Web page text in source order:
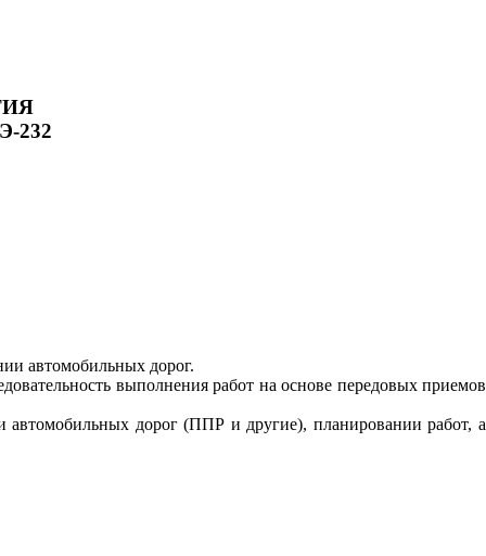
232
автомобильных дорог.
выполнения работ на основе передовых приемов
автомобильных дорог (ППР и другие), планировании работ, а